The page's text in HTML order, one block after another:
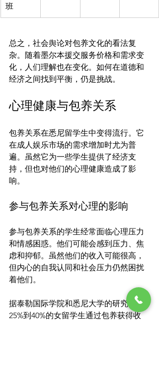
班
总之，社会舆论对包养文化的看法复
杂。随着墨尔本援交服务价格和需求变
化，人们理解也在变化。如何在道德和
心理健康与包养关系
包养关系在悉尼留学生中变得流行。它
在成人娱乐市场的需求增加时尤为普
遍。虽然它为一些学生提供了经济支
持，但也对他们的心理健康造成了影
参与包养关系对心理的影响
参与包养关系的学生经常面临心理压力
和情感困惑。他们可能会感到压力、焦
虑和抑郁。虽然他们的收入可能很高，
但内心的自我认同和社会压力仍然困扰
着他们。
据泰勒国际学院和悉尼大学的研究，
25%到40%的女留学生通过包养获得收